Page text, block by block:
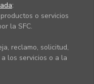
:
o servicios
la SFC.
reclamo, solicitud,
los servicios o a la